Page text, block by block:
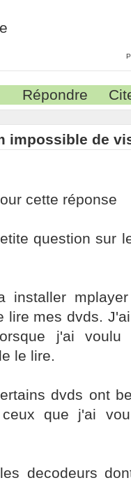
Répondre
impossible de
cette réponse
question sur
installer
lire mes dvds.
j'ai
le lire.
dvds ont
ceux que j'ai
decodeurs